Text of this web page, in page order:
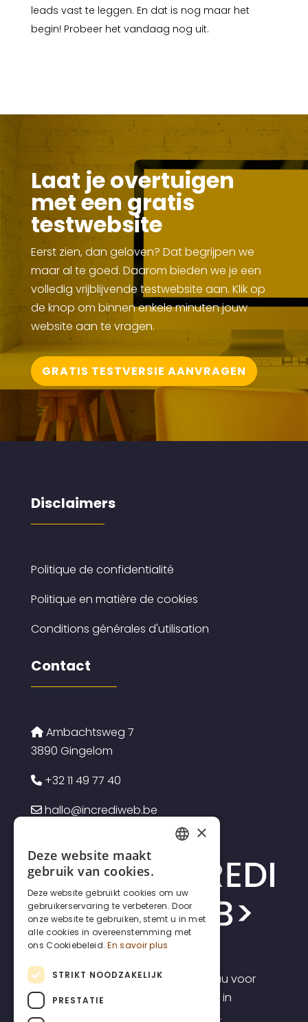
leads vast te leggen. En dat is nog maar het
begin! Probeer het vandaag nog uit.
Laat je overtuigen
met een gratis
testwebsite
Eerst zien, dan geloven? Dat begrijpen we
maar al te goed. Daarom bieden we je een
volledig vrijblijvende testwebsite aan. Klik op
de knop om binnen enkele minuten jouw
website aan te vragen.
GRATIS TESTVERSIE AANVRAGEN
Disclaimers
Politique de confidentialité
Politique en matière de cookies
Conditions générales d'utilisation
Contact
Ambachtsweg 7
3890 Gingelom
+32 11 49 77 40
hallo@incrediweb.be
Incrediweb is een webdesign bureau voor
zelfstandigen en kmo's. Wij geloven in
transparantie en voorspelbaarheid.
DUTCH
ENGLISH
×
Deze website maakt
gebruik van cookies.
Deze website gebruikt cookies om uw
gebruikerservaring te verbeteren. Door
onze website te gebruiken, stemt u in met
alle cookies in overeenstemming met
ons Cookiebeleid. En savoir plus
STRIKT NOODZAKELIJK
PRESTATIE